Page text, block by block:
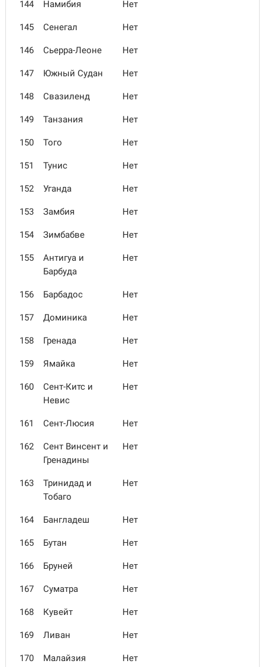
144 Намибия Нет
145 Сенегал Нет
146 Сьерра-Леоне Нет
147 Южный Судан Нет
148 Свазиленд Нет
149 Танзания Нет
150 Того Нет
151 Тунис Нет
152 Уганда Нет
153 Замбия Нет
154 Зимбабве Нет
155
Антигуа и
Барбуда
Нет
156 Барбадос Нет
157 Доминика Нет
158 Гренада Нет
159 Ямайка Нет
160
Сент-Китс и
Невис
Нет
161 Сент-Люсия Нет
162
Сент Винсент и
Гренадины
Нет
163
Тринидад и
Тобаго
Нет
164 Бангладеш Нет
165 Бутан Нет
166 Бруней Нет
167 Суматра Нет
168 Кувейт Нет
169 Ливан Нет
170 Малайзия Нет